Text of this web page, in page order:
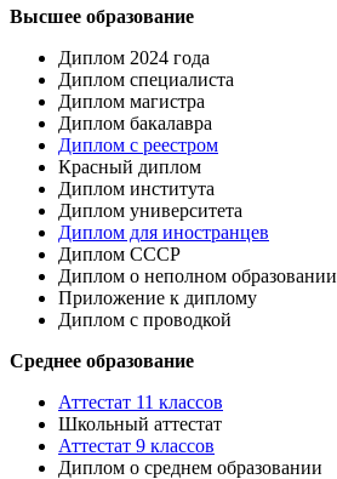
Высшее образование
Диплом 2024 года
Диплом специалиста
Диплом магистра
Диплом бакалавра
Диплом с реестром
Красный диплом
Диплом института
Диплом университета
Диплом для иностранцев
Диплом СССР
Диплом о неполном образовании
Приложение к диплому
Диплом с проводкой
Среднее образование
Аттестат 11 классов
Школьный аттестат
Аттестат 9 классов
Диплом о среднем образовании